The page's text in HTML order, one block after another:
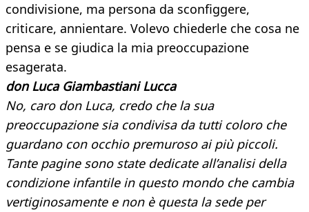
condivisione, ma persona da sconfiggere,
criticare, annientare. Volevo chiederle che cosa ne
pensa e se giudica la mia preoccupazione
esagerata.
don Luca Giambastiani Lucca
No, caro don Luca, credo che la sua
preoccupazione sia condivisa da tutti coloro che
guardano con occhio premuroso ai più piccoli.
Tante pagine sono state dedicate all’analisi della
condizione infantile in questo mondo che cambia
vertiginosamente e non è questa la sede per